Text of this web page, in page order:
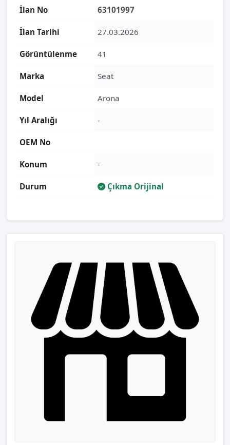
İlan No 63101997
İlan Tarihi 27.03.2026
Görüntülenme 41
Marka Seat
Model Arona
Yıl Aralığı -
OEM No
Konum -
Durum Çıkma Orijinal